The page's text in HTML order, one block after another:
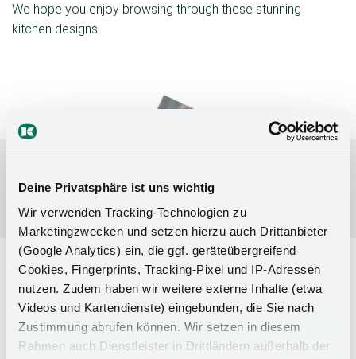
Deine Privatsphäre ist uns wichtig
Wir verwenden Tracking-Technologien zu
Marketingzwecken und setzen hierzu auch Drittanbieter
(Google Analytics) ein, die ggf. geräteübergreifend
Cookies, Fingerprints, Tracking-Pixel und IP-Adressen
nutzen. Zudem haben wir weitere externe Inhalte (etwa
Videos und Kartendienste) eingebunden, die Sie nach
Zustimmung abrufen können. Wir setzen in diesem
Rahmen auch Dienstleister in Drittländern außerhalb der
We hope you enjoy browsing through these stunning
kitchen designs.
View now